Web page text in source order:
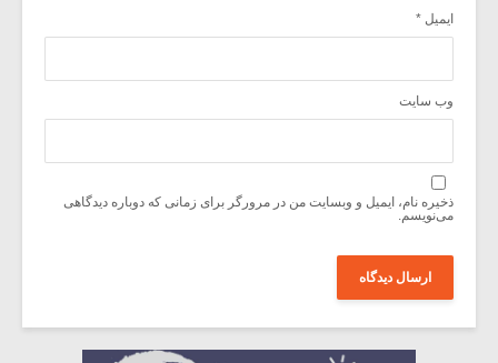
ایمیل *
وب‌ سایت
ذخیره نام، ایمیل و وبسایت من در مرورگر برای زمانی که دوباره دیدگاهی
می‌نویسم.